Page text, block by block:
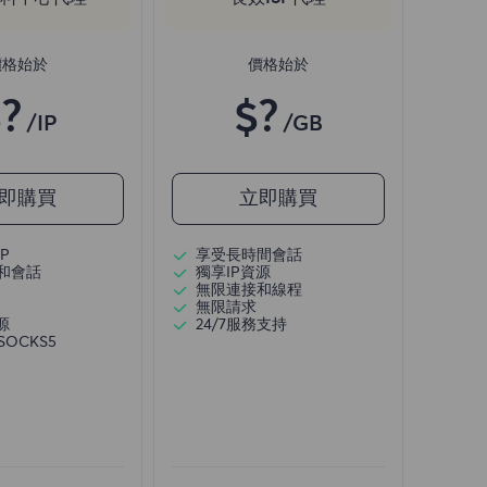
始於
/IP
購買
會話
價格始於
$? /GB
立即購買
享受長時間會話
獨享IP資源
無限連接和線程
無限請求
24/7服務支持